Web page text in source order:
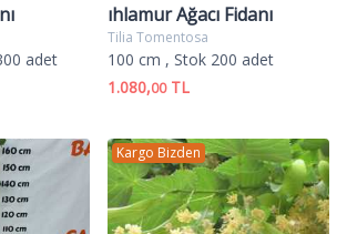
adet
ıhlamur Ağacı Fidanı
Tilia Tomentosa
100 cm , Stok 200 adet
1.080,00TL
Kargo Bizden